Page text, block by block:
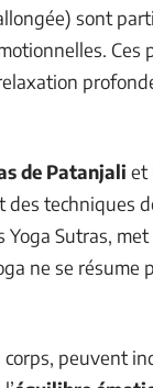
sont
de Patanjali et
techniques
Sutras,
ne se
peuvent